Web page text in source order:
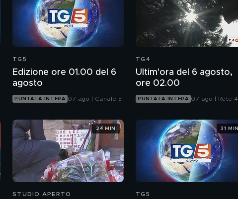
TG5
Edizione ore 01.00 del 6
agosto
PUNTATA INTERA 07 ago | Canale 5
TG4
Ultim'ora del 6 agosto,
ore 02.00
PUNTATA INTERA 07 ago | Rete 4
STUDIO APERTO
24 MIN
TG5
31 MIN